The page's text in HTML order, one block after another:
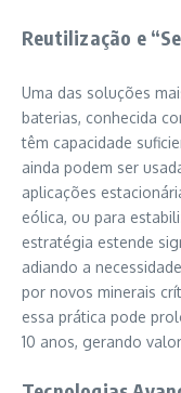
Reutilização e
Uma das soluções
baterias, conhecida
têm capacidade
ainda podem ser
aplicações
eólica, ou para
estratégia estende
adiando a
por novos minerais
essa prática pode
10 anos, gerando